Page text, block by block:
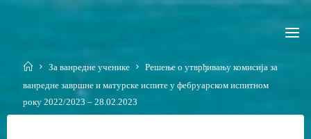
HomeЗа ванредне ученике
Решење о утврђивању комисија за
ванредне завршне и матурске испите у фебруарском испитном
року 2022/2023 – 28.02.2023